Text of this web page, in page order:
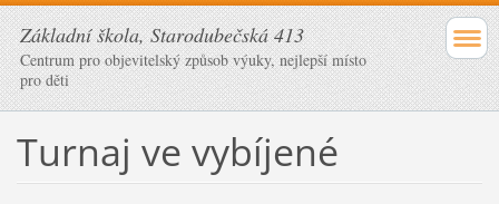
Základní škola, Starodubečská 413
Centrum pro objevitelský způsob výuky, nejlepší místo
pro děti
Turnaj ve vybíjené